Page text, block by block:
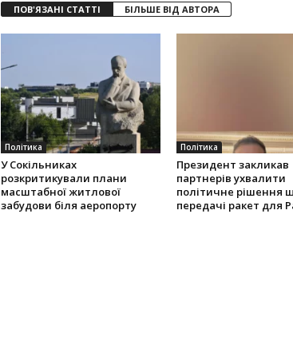
ПОВ'ЯЗАНІ СТАТТІ БІЛЬШЕ ВІД АВТОРА
Політика
У Сокільниках
розкритикували плани
масштабної житлової
забудови біля аеропорту
Політика
Президент закликав
партнерів ухвалити
політичне рішення
передачі ракет для